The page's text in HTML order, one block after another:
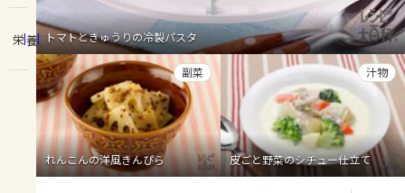
レシピ
トーク
よくあるお問い合わせ
お買い物
栄養 トマトときゅうりの冷製パスタ
れんこんの洋風きんぴら
副菜
皮ごと野菜のシチュー仕立て
汁物